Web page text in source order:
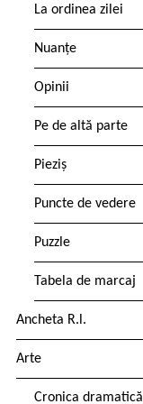
La ordinea zilei
Nuanțe
Opinii
Pe de altă parte
Pieziș
Puncte de vedere
Puzzle
Tabela de marcaj
Ancheta R.l.
Arte
Cronica dramatică